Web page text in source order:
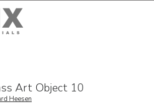
Art Object 10
Heesen